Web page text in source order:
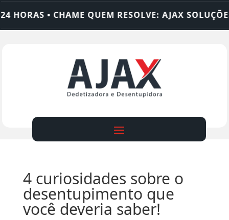
• CHAME QUEM RESOLVE: AJAX SOLUÇÕES
4 curiosidades sobre o
desentupimento que
você deveria saber!